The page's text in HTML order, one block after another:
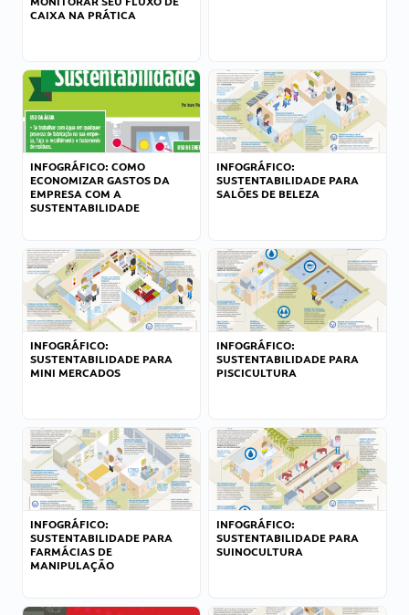
CAIXA NA PRÁTICA
INFOGRÁFICO: COMO
ECONOMIZAR GASTOS DA
EMPRESA COM A
SUSTENTABILIDADE
INFOGRÁFICO:
SUSTENTABILIDADE PARA
SALÕES DE BELEZA
INFOGRÁFICO:
SUSTENTABILIDADE PARA
MINI MERCADOS
INFOGRÁFICO:
SUSTENTABILIDADE PARA
PISCICULTURA
INFOGRÁFICO:
SUSTENTABILIDADE PARA
FARMÁCIAS DE
MANIPULAÇÃO
INFOGRÁFICO:
SUSTENTABILIDADE PARA
SUINOCULTURA